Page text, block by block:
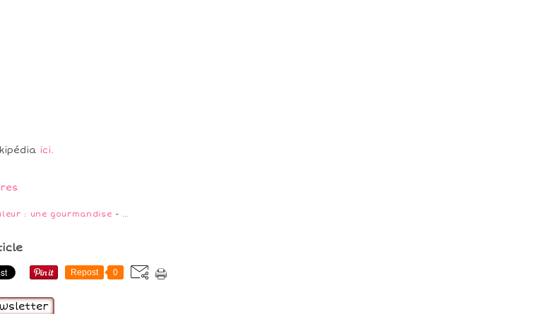
ici.
: une gourmandise - …
Repost 0